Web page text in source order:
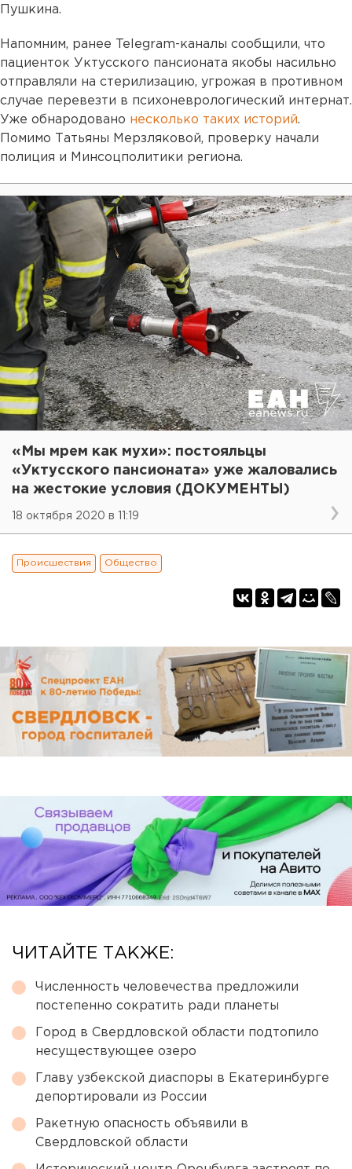
Пушкина.
Напомним, ранее Telegram-каналы сообщили, что
пациенток Уктусского пансионата якобы насильно
отправляли на стерилизацию, угрожая в противном
случае перевезти в психоневрологический интернат.
Уже обнародовано несколько таких историй.
Помимо Татьяны Мерзляковой, проверку начали
полиция и Минсоцполитики региона.
«Мы мрем как мухи»: постояльцы
«Уктусского пансионата» уже жаловались
на жестокие условия (ДОКУМЕНТЫ)
18 октября 2020 в 11:19
Происшествия Общество
ЧИТАЙТЕ ТАКЖЕ:
Численность человечества предложили
постепенно сократить ради планеты
Город в Свердловской области подтопило
несуществующее озеро
Главу узбекской диаспоры в Екатеринбурге
депортировали из России
Ракетную опасность объявили в
Свердловской области